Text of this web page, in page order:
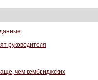
руководителя
чем кембриджских